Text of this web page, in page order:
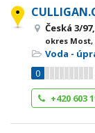
Česká 3/
okres
Voda -
0
+420 603